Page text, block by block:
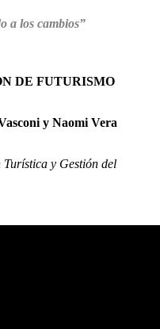
a los cambios”
DE FUTURISMO
y Naomi Vera
y Gestión del